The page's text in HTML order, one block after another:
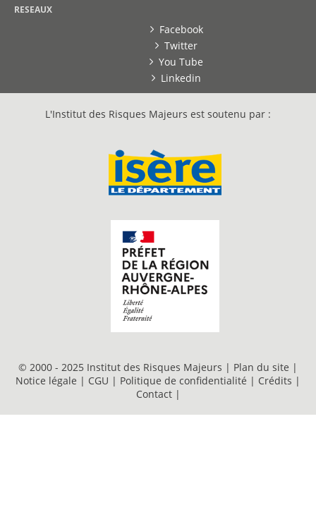
RESEAUX
Facebook
Twitter
You Tube
Linkedin
L'Institut des Risques Majeurs est soutenu par :
© 2000 - 2025 Institut des Risques Majeurs | Plan du site |
Notice légale | CGU | Politique de confidentialité | Crédits |
Contact |